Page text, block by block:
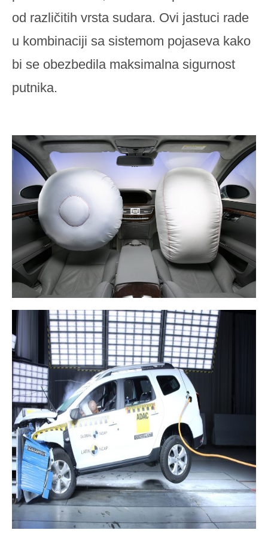
od različitih vrsta sudara. Ovi jastuci rade
u kombinaciji sa sistemom pojaseva kako
bi se obezbedila maksimalna sigurnost
putnika.